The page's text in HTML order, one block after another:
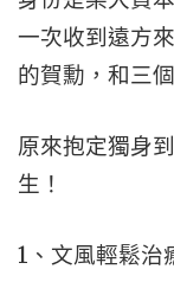
一次收到遠方
的賀勳，和三
原來抱定獨身
生！
1、文風輕鬆治